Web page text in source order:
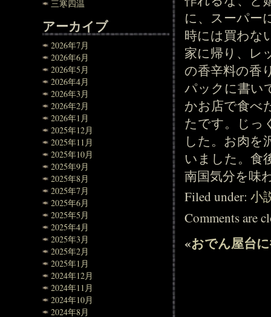
三寒四温
アーカイブ
2026年7月
2026年6月
2026年5月
2026年4月
2026年3月
2026年2月
2026年1月
2025年12月
2025年11月
2025年10月
2025年9月
2025年8月
2025年7月
2025年6月
2025年5月
2025年4月
2025年3月
2025年2月
2025年1月
2024年12月
2024年11月
2024年10月
2024年8月
に、スーパー
時には買わな
家に帰り、レ
の香辛料の香
パックに書い
かお店で食べ
たです。じっ
した。お肉を
いました。食
南国気分を味
Filed under:小
Comments are
«おでん屋台